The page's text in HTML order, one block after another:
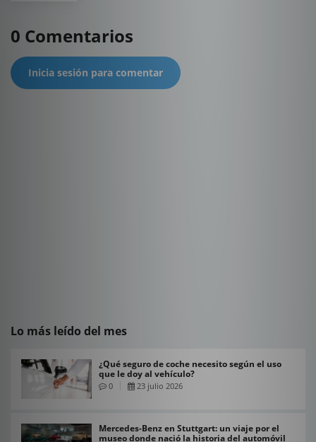
0 Comentarios
Inicia sesión para comentar
Lo más leído del mes
¿Qué seguro de coche necesito según el uso
que le doy al vehículo?
0 23 julio 2026
Mercedes-Benz en Stuttgart: un viaje por el
museo donde nació la historia del automóvil